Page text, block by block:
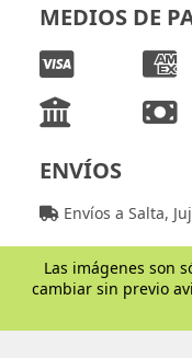
MEDIOS DE
ENVÍOS
Envíos a Salta,
Las imágenes son
cambiar sin previo